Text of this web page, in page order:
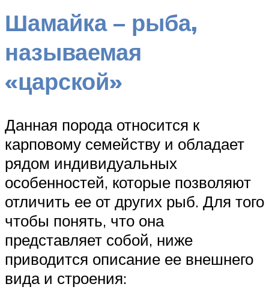
Шамайка – рыба,
называемая
«царской»
Данная порода относится к
карповому семейству и обладает
рядом индивидуальных
особенностей, которые позволяют
отличить ее от других рыб. Для того
чтобы понять, что она
представляет собой, ниже
приводится описание ее внешнего
вида и строения: